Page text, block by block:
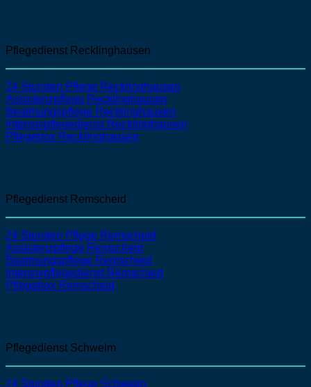
Pflegedienst Recklinghausen
24 Stunden Pflege Recklinghausen
Assistenzpflege Recklinghausen
Beatmungspflege Recklinghausen
Intensivpflegedienst Recklinghausen
Pflegebox Recklinghausen
Pflegedienst Remscheid
24 Stunden Pflege Remscheid
Assistenzpflege Remscheid
Beatmungspflege Remscheid
Intensivpflegedienst Remscheid
Pflegebox Remscheid
Pflegedienst Schwelm
24 Stunden Pflege Schwelm